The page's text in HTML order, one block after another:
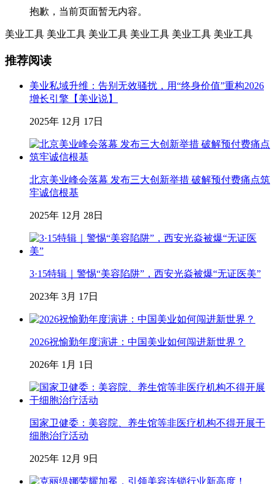
抱歉，当前页面暂无内容。
美业工具 美业工具 美业工具 美业工具 美业工具 美业工具
推荐阅读
美业私域升维：告别无效骚扰，用“终身价值”重构2026
增长引擎【美业说】
2025年 12月 17日
北京美业峰会落幕 发布三大创新举措 破解预付费痛点筑
牢诚信根基
2025年 12月 28日
3·15特辑｜警惕“美容陷阱”，西安光焱被爆“无证医美”
2023年 3月 17日
2026祝愉勤年度演讲：中国美业如何闯进新世界？
2026年 1月 1日
国家卫健委：美容院、养生馆等非医疗机构不得开展干
细胞治疗活动
2025年 12月 9日